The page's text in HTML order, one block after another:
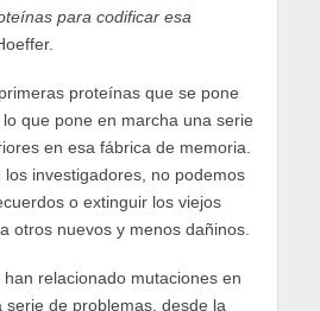
para codificar esa
proteínas que se pone
que pone en marcha una serie
en esa fábrica de memoria.
los investigadores, no podemos
o extinguir los viejos
otros nuevos y menos dañinos.
relacionado mutaciones en
serie de problemas, desde la